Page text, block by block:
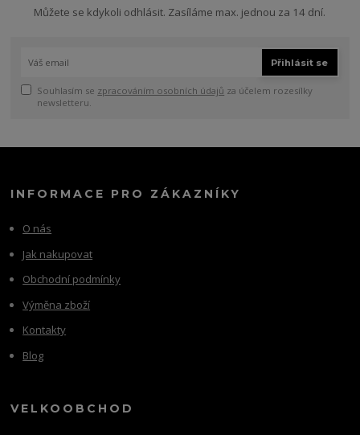
Můžete se kdykoli odhlásit. Zasíláme max. jednou za 14 dní.
Přihlásit se
Souhlasím se zpracováním osobních údajů za účelem rozesílky
newsletteru.
INFORMACE PRO ZÁKAZNÍKY
O nás
Jak nakupovat
Obchodní podmínky
Výměna zboží
Kontakty
Blog
VELKOOBCHOD